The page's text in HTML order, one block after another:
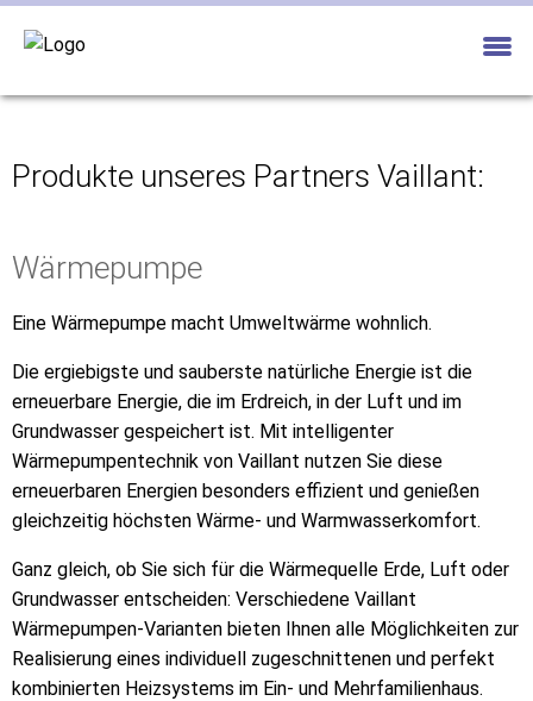
Produkte unseres Partners Vaillant:
Wärmepumpe
Eine Wärmepumpe macht Umweltwärme wohnlich.
Die ergiebigste und sauberste natürliche Energie ist die
erneuerbare Energie, die im Erdreich, in der Luft und im
Grundwasser gespeichert ist. Mit intelligenter
Wärmepumpentechnik von Vaillant nutzen Sie diese
erneuerbaren Energien besonders effizient und genießen
gleichzeitig höchsten Wärme- und Warmwasserkomfort.
Ganz gleich, ob Sie sich für die Wärmequelle Erde, Luft oder
Grundwasser entscheiden: Verschiedene Vaillant
Wärmepumpen-Varianten bieten Ihnen alle Möglichkeiten zur
Realisierung eines individuell zugeschnittenen und perfekt
kombinierten Heizsystems im Ein- und Mehrfamilienhaus.